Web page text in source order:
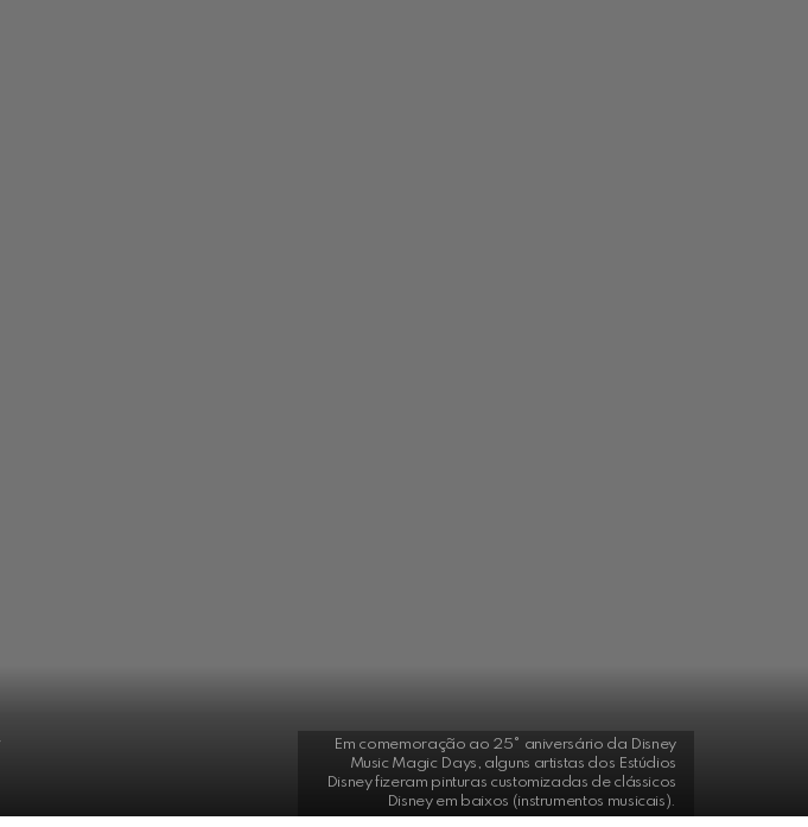
Em comemoração ao 25° aniversário da Disney
Music Magic Days, alguns artistas dos Estúdios
Disney fizeram pinturas customizadas de clássicos
Disney em baixos (instrumentos musicais).